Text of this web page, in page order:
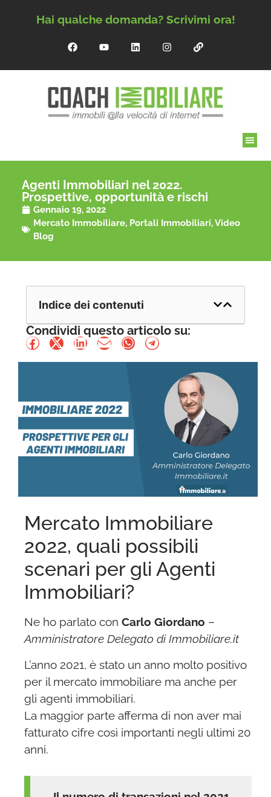
Hai qualche domanda? Scrivimi ora!
Agenti Immobiliari nel 2022.
Prospettive, opportunità e rischi
Gennaio 19, 2022
Mercato Immobiliare, Portali Immobiliari,Video
Blog
Indice dei contenuti
Condividi questo articolo su:
Mercato Immobiliare
2022, quali possibili
scenari per gli Agenti
Immobiliari?
Ne ho parlato conCarlo Giordano –
Amministratore Delegato di Immobiliare.it
L’anno 2021, è stato un anno molto positivo
per il mercato immobiliare ma anche per
gli agenti immobiliari.
La maggior parte afferma di non aver mai
fatturato cifre così importanti negli ultimi 20
anni.